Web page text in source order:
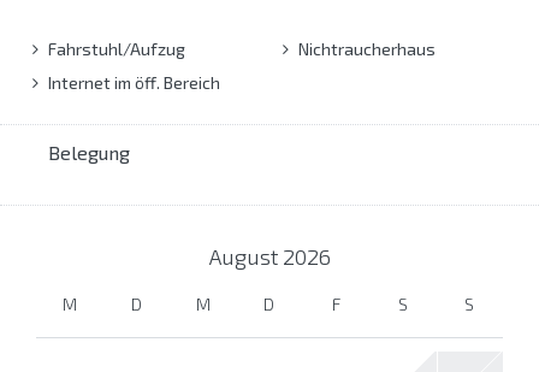
Fahrstuhl/Aufzug
Internet im öff. Bereich
Nichtraucherhaus
Belegung
August 2026
M D M D F S S